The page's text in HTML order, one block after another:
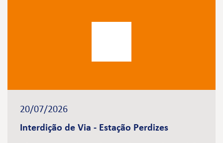
20/07/2026
Interdição de Via - Estação Perdizes